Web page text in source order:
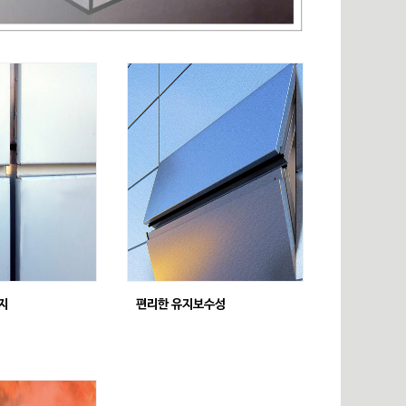
편리한 유지보수성